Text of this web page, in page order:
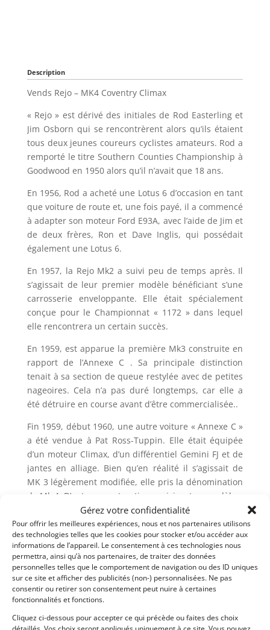
Gérez votre confidentialité
Pour offrir les meilleures expériences, nous et nos partenaires utilisons
des technologies telles que les cookies pour stocker et/ou accéder aux
informations de l’appareil. Le consentement à ces technologies nous
permettra, ainsi qu’à nos partenaires, de traiter des données
personnelles telles que le comportement de navigation ou des ID uniques
sur ce site et afficher des publicités (non-) personnalisées. Ne pas
consentir ou retirer son consentement peut nuire à certaines
fonctionnalités et fonctions.
Cliquez ci-dessous pour accepter ce qui précède ou faites des choix
Description
Vends Rejo – MK4 Coventry Climax
« Rejo » est dérivé des initiales de Rod Easterling et
Jim Osborn qui se rencontrèrent alors qu’ils étaient
tous deux jeunes coureurs cyclistes amateurs. Rod a
remporté le titre Southern Counties Championship à
Goodwood en 1950 alors qu’il n’avait que 18 ans.
En 1956, Rod a acheté une Lotus 6 d’occasion en tant
que voiture de route et, une fois payé, il a commencé
à adapter son moteur Ford E93A, avec l’aide de Jim et
de deux frères, Ron et Dave Inglis, qui possédait
également une Lotus 6.
En 1957, la Rejo Mk2 a suivi peu de temps après. Il
s’agissait de leur premier modèle bénéficiant s’une
carrosserie enveloppante. Elle était spécialement
conçue pour le Championnat « 1172 » dans lequel
elle rencontrera un certain succès.
En 1959, est apparue la première Mk3 construite en
rapport de l’Annexe C . Sa principale distinction
tenait à sa section de queue restylée avec de petites
nageoires. Cela n’a pas duré longtemps, car elle a
été détruire en course avant d’être commercialisée..
Fin 1959, début 1960, une autre voiture « Annexe C »
a été vendue à Pat Ross-Tuppin. Elle était équipée
d’un moteur Climax, d’un différentiel Gemini FJ et de
jantes en alliage. Bien qu’en réalité il s’agissait de
MK 3 légèrement modifiée, elle pris la dénomination
de Mk 4. D’autres constructions suivirent ce modèle.
Le modèle présenté ici date de Janvier 1960. Il est en
état remarquable et fonctionne parfaitement. Fort de
son historique en course d’époque, il est éligible à
un PTH.
Partager cette annonce